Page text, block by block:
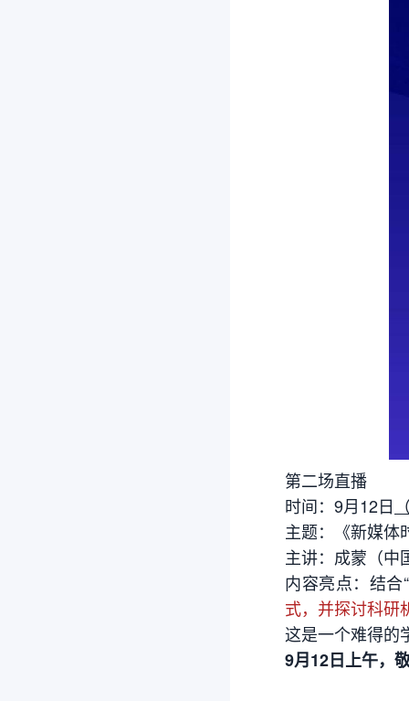
第二场直播
时间：9月12日
主题：《新媒体
主讲：成蒙（中
内容亮点：结合
式，并探讨科研
这是一个难得的
9月12日上午，